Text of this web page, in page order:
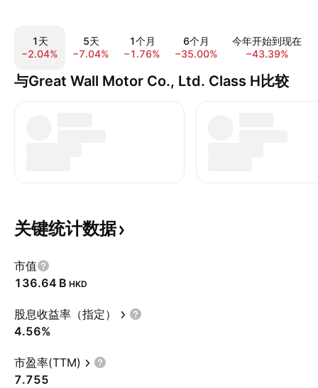
1天
−2.04%
5天
−7.04%
1个月
−1.76%
6个月
−35.00%
今年开始到现在
−43.39%
与Great Wall Motor Co., Ltd. Class H比较
关键统计数据
市值
‪136.64 B‬ HKD
股息收益率（指定）
4.56%
市盈率(TTM)
7.755